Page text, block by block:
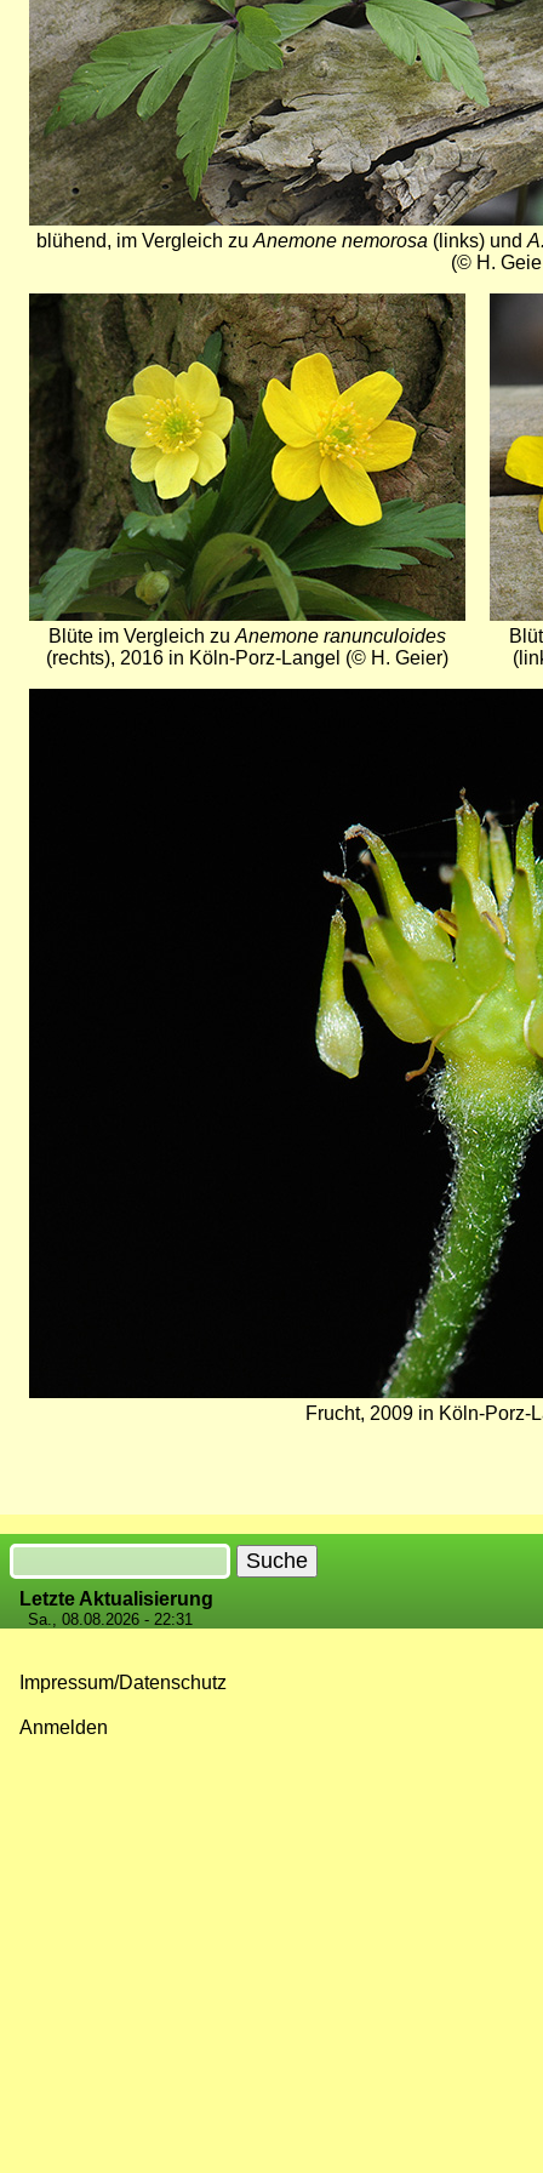
blühend, im Vergleich zu Anemone nemorosa (links) und
(© H.
Bild
Blüte im Vergleich zu Anemone ranunculoides
(rechts), 2016 in Köln-Porz-Langel (© H. Geier)
Frucht, 2009 in Köln-Porz-
Suche
Letzte Aktualisierung
Sa., 08.08.2026 - 22:31
Impressum/Datenschutz
Anmelden